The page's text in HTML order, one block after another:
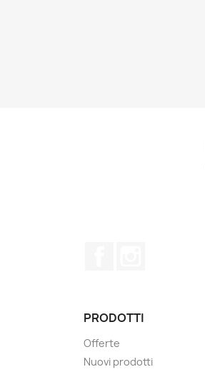
PRODOTTI
Offerte
Nuovi prodotti